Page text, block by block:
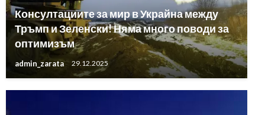
Консултациите за мир в Украйна между
Тръмп и Зеленски! Няма много поводи за
оптимизъм
admin_zarata 29.12.2025